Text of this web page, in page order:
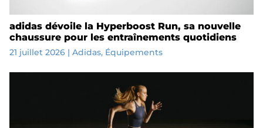
adidas dévoile la Hyperboost Run, sa nouvelle
chaussure pour les entraînements quotidiens
21 juillet 2026| Adidas, Équipements